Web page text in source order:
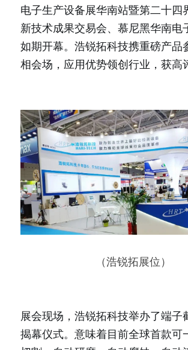
电子生产设备展华南站暨第二十四
新技术成果交易会、慕尼黑华南电
如期开幕。浩锐拓科技携重磅产品
相会场，应用优势领创行业，获高
（浩锐拓展位）
展会现场，浩锐拓科技举办了端子
揭幕仪式。意味着目前全球首款可